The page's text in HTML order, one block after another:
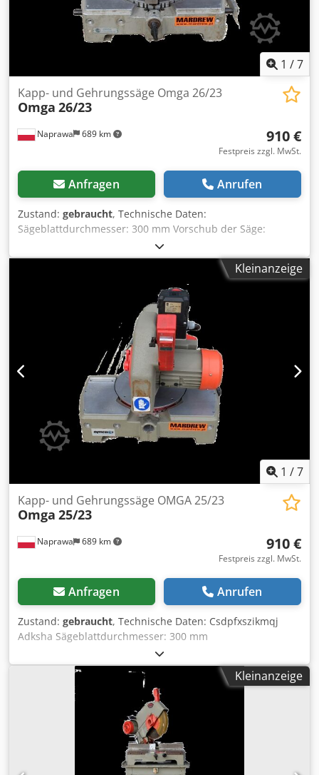
Arbeitstischhöhe mm 920 Max. Werkstückmaß mm 2800 x
2450 Min. Werkstückmaß mm 350 Absauganlage Codpfx
Ajzcqxnsdksha Betriebsdruck 6/7 bar Gesamtmaße mm
1 /7
Naprawa 689 km
Kapp- und Gehrungssäge Omga 26/23
Omga 26/23
910 €
Festpreis zzgl. MwSt.
Anfragen Anrufen
Zustand: gebraucht, Technische Daten:
Sägeblattdurchmesser: 300 mm Vorschub der Säge:
manuell Gehrungsschnitt möglich Cedpfszikm Rsx Adkeha
Anschluss: 400 V Motordrehzahl: 2800 U/min
Motorleistung: 1,5 kW Gesamtabmessungen: Länge: 530
mm Breite: 530 mm Höhe: 520 mm
Kleinanzeige
1 /7
Naprawa 689 km
Kapp- und Gehrungssäge OMGA 25/23
Omga 25/23
910 €
Festpreis zzgl. MwSt.
Anfragen Anrufen
Zustand: gebraucht, Technische Daten: Csdpfxszikmqj
Adksha Sägeblattdurchmesser: 300 mm
Sägeblattvorschub: manuell Gehrungsschnitte möglich
Anschluss: 400 V Motordrehzahl: 2800 U/min
Motorleistung: 1,1 kW Gesamtabmessungen: Länge: 530
mm Breite: 530 mm Höhe: 520 mm
Kleinanzeige